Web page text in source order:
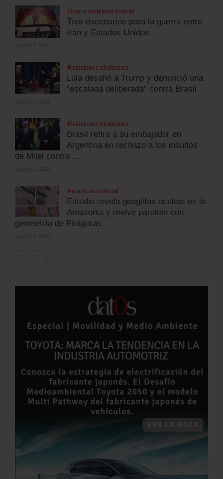
Guerra en Medio Oriente
Tres escenarios para la guerra entre
Irán y Estados Unidos
Relaciones bilaterales
Lula desafió a Trump y denunció una
“escalada deliberada” contra Brasil
Relaciones bilaterales
Brasil retira a su embajador en
Argentina en rechazo a los insultos
de Milei contra ...
Patrimonio cultural
Estudio revela geoglifos ocultos en la
Amazonia y revive paralelo con
geometría de Pitágoras